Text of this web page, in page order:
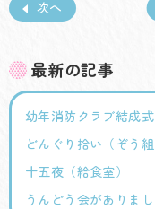
次へ
最新の記事
幼年消防クラブ結成式
どんぐり拾い（ぞう
十五夜（給食室）
うんどう会がありまし